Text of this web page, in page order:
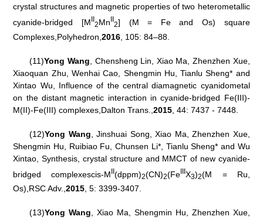
crystal structures and magnetic properties of two heterometallic
cyanide-bridged [M 2Mn 2] (M = Fe and Os) square
Complexes, Polyhedron ,2016 , 105: 84–88.
(11)Yong Wang , Chensheng Lin, Xiao Ma, Zhenzhen Xue,
Xiaoquan Zhu, Wenhai Cao, Shengmin Hu, Tianlu Sheng* and
Xintao Wu, Influence of the central diamagnetic cyanidometal
on the distant magnetic interaction in cyanide-bridged Fe(III)-
M(II)-Fe(III) complexes, Dalton Trans. ,2015 , 44: 7437 - 7448.
(12)Yong Wang , Jinshuai Song, Xiao Ma, Zhenzhen Xue,
Shengmin Hu, Ruibiao Fu, Chunsen Li*, Tianlu Sheng* and Wu
Xintao, Synthesis, crystal structure and MMCT of new cyanide-
bridged complexescis-MII(dppm)2(CN)2(FeIIIX3)2(M = Ru,
Os),RSC Adv.,2015, 5: 3399-3407.
(13)Yong Wang, Xiao Ma, Shengmin Hu, Zhenzhen Xue,